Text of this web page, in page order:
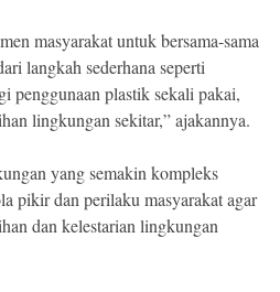
masyarakat untuk bersama-sama
langkah sederhana seperti
penggunaan plastik sekali pakai,
lingkungan sekitar,” ajakannya.
yang semakin kompleks
pikir dan perilaku masyarakat agar
dan kelestarian lingkungan